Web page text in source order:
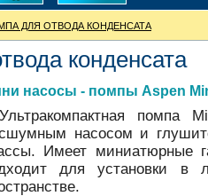
ДЛЯ ОТВОДА КОНДЕНСАТА
конденсата
насосы - помпы Aspen
Ультракомпактная помпа
насосом и
Имеет миниатюрные
для установки в